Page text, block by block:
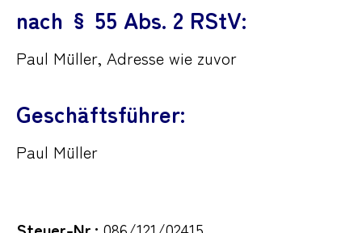
nach § 55 Abs. 2 RStV:
Paul Müller, Adresse wie zuvor
Geschäftsführer:
Paul Müller